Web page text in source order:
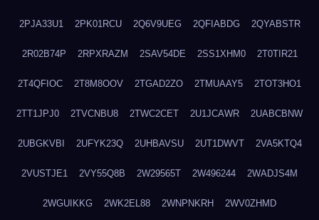
2PJA33U1 2PK01RCU 2Q6V9UEG 2QFIABDG 2QYABSTR
2R02B74P 2RPXRAZM 2SAV54DE 2SS1XHM0 2T0TIR21
2T4QFIOC 2T8M8OOV 2TGAD2ZO 2TMUAAY5 2TOT3HO1
2TT1JPJ0 2TVCNBU8 2TWC2CET 2U1JCAWR 2UABCBNW
2UBGKVBI 2UFYK23Q 2UHBAVSU 2UT1DWVT 2VA5KTQ4
2VUSTJE1 2VY55Q8B 2W29565T 2W496244 2WADJS4M
2WGUIKKG 2WK2EL88 2WNPNKRH 2WV0ZHMD